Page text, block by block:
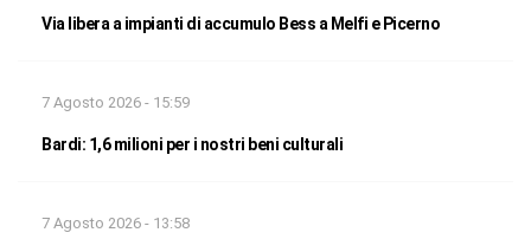
Via libera a impianti di accumulo Bess a Melfi e Picerno
7 Agosto 2026 - 15:59
Bardi: 1,6 milioni per i nostri beni culturali
7 Agosto 2026 - 13:58